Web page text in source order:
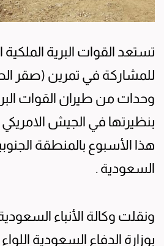
تستعد القوات البرية
للمشاركة في تمرين (صقر
وحدات من طيران القوات
بنظيرتها في الجيش
هذا الأسبوع بالمنطقة
السعودية .
ونقلت وكالة الأنباء
بوزارة الدفاع السعودية اللواء